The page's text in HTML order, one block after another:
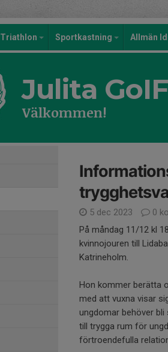
Triathlon Sportkastning Allmän
Julita GoIF
Välkommen!
5 dec 2023
0
På måndag 11/12 kl
kvinnojouren till
Katrineholm.
Hon kommer berätta
med att vuxna visar
ungdomar behöver bli
till trygga rum för
förtroendefulla